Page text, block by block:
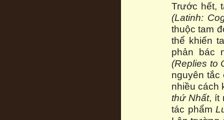
Trước hết,
(Latinh:
thuộc tam
thể khiến
phản bác
(Replies to
nguyên tắc
nhiều cách
thứ Nhất, ít
tác phẩm